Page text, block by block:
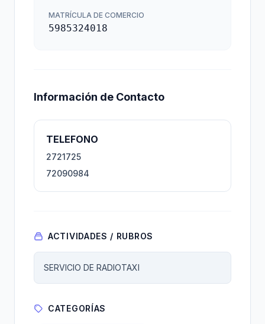
MATRÍCULA DE COMERCIO
5985324018
Información de Contacto
TELEFONO
2721725
72090984
ACTIVIDADES / RUBROS
SERVICIO DE RADIOTAXI
CATEGORÍAS